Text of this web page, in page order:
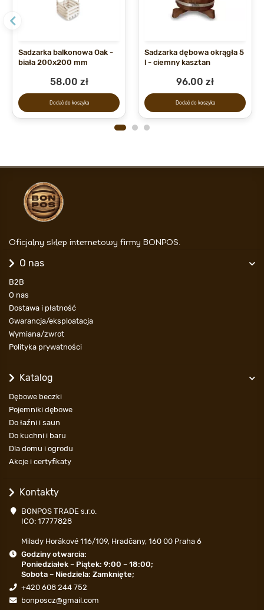
Sadzarka balkonowa Oak -
biała 200x200 mm
58.00 zł
Dodać do koszyka
Sadzarka dębowa okrągła 5
l - ciemny kasztan
96.00 zł
Dodać do koszyka
Oficjalny sklep internetowy firmy BONPOS.
O nas
B2B
O nas
Dostawa i płatność
Gwarancja/eksploatacja
Wymiana/zwrot
Polityka prywatności
Katalog
Dębowe beczki
Pojemniki dębowe
Do łaźni i saun
Do kuchni i baru
Dla domu i ogrodu
Akcje i certyfikaty
Kontakty
BONPOS TRADE s.r.o.
ICO: 17777828
Milady Horákové 116/109, Hradčany, 160 00 Praha 6
Godziny otwarcia:
Poniedziałek – Piątek: 9:00 – 18:00;
Sobota – Niedziela: Zamknięte;
+420 608 244 752
bonposcz@gmail.com